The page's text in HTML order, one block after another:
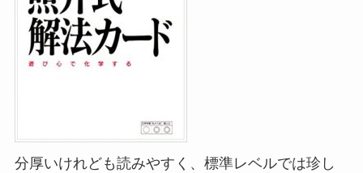
分厚いけれども読みやすく、標準レベルでは珍し